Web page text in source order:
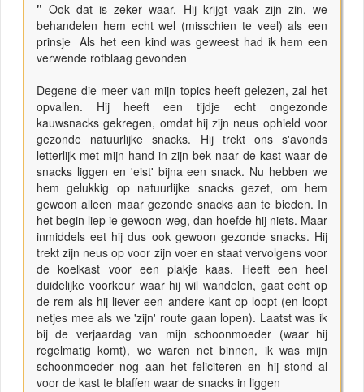
"Ook dat is zeker waar. Hij krijgt vaak zijn zin, we
behandelen hem echt wel (misschien te veel) als een
prinsje Als het een kind was geweest had ik hem een
verwende rotblaag gevonden
Degene die meer van mijn topics heeft gelezen, zal het
opvallen. Hij heeft een tijdje echt ongezonde
kauwsnacks gekregen, omdat hij zijn neus ophield voor
gezonde natuurlijke snacks. Hij trekt ons s'avonds
letterlijk met mijn hand in zijn bek naar de kast waar de
snacks liggen en 'eist' bijna een snack. Nu hebben we
hem gelukkig op natuurlijke snacks gezet, om hem
gewoon alleen maar gezonde snacks aan te bieden. In
het begin liep ie gewoon weg, dan hoefde hij niets. Maar
inmiddels eet hij dus ook gewoon gezonde snacks. Hij
trekt zijn neus op voor zijn voer en staat vervolgens voor
de koelkast voor een plakje kaas. Heeft een heel
duidelijke voorkeur waar hij wil wandelen, gaat echt op
de rem als hij liever een andere kant op loopt (en loopt
netjes mee als we 'zijn' route gaan lopen). Laatst was ik
bij de verjaardag van mijn schoonmoeder (waar hij
regelmatig komt), we waren net binnen, ik was mijn
schoonmoeder nog aan het feliciteren en hij stond al
voor de kast te blaffen waar de snacks in liggen